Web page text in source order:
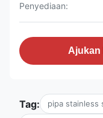
Penyediaan:
Ajukan
Tag: pipa stainless